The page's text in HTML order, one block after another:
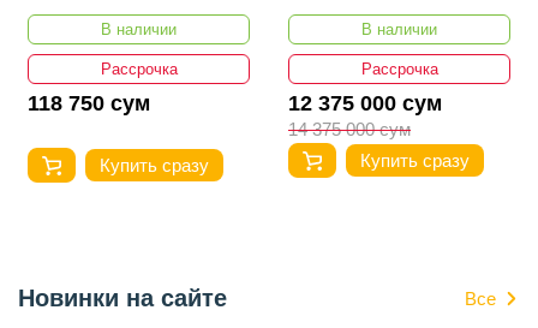
В наличии
Рассрочка
118 750 сум
Купить сразу
В наличии
Рассрочка
12 375 000 сум
14 375 000 сум
Купить сразу
Новинки на сайте Все